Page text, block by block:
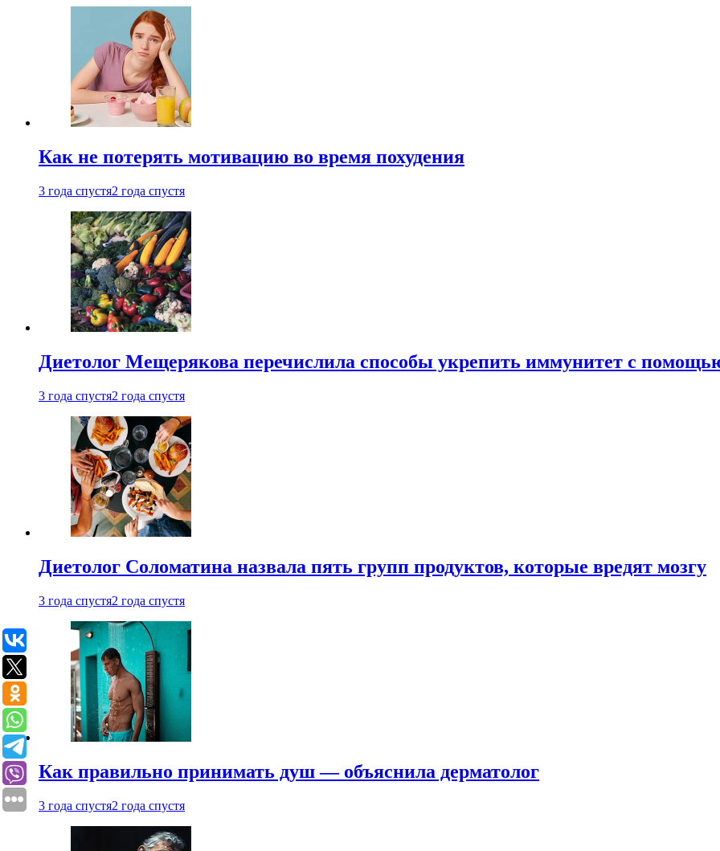
Как не потерять мотивацию во время похудения
3 года спустя2 года спустя
Диетолог Мещерякова перечислила способы укрепить иммунитет с
3 года спустя2 года спустя
Диетолог Соломатина назвала пять групп продуктов, которые вредят мозгу
3 года спустя2 года спустя
Как правильно принимать душ — объяснила дерматолог
3 года спустя2 года спустя